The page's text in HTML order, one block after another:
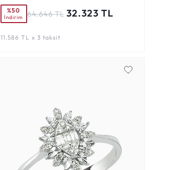
%50
İndirim 64.646 TL 32.323 TL
11.586 TL x 3 taksit